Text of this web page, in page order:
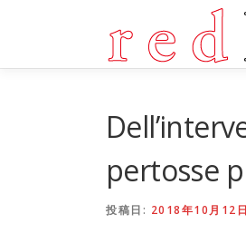
ン
pertosse
投稿日: 2018年10月12日